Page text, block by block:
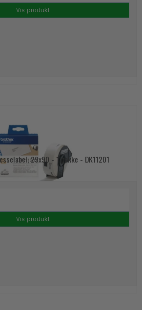
Vis produkt
29x90 - 1 pakke - DK11201
Vis produkt